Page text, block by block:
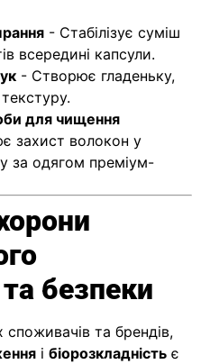
- Стабілізує суміш
всередині капсули.
- Створює гладеньку,
для чищення
захист волокон у
за одягом преміум-
безпеки
та брендів,
і біорозкладність є